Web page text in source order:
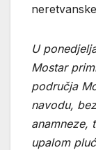
U
Mostar
područja
navodu,
anamneze,
upalom